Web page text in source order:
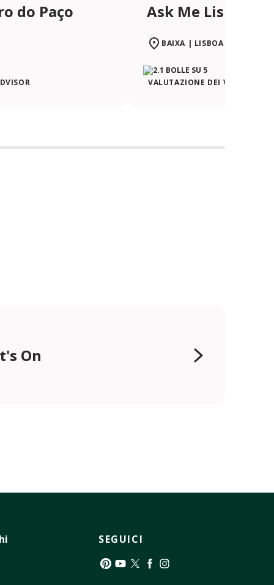
do Paço Ask Me Lisboa |
BAIXA | LISBOA
VALUTAZIONE DEI
On
SEGUICI